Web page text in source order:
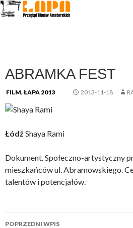
ABRAMKA FEST
FILM, ŁAPA 2013 2013-11-18
Łódź Shaya Rami
Dokument. Społeczno-artystyczny
mieszkańców ul. Abramowskiego.
talentów i potencjałów.
Nawigacja
POPRZEDNI WPIS